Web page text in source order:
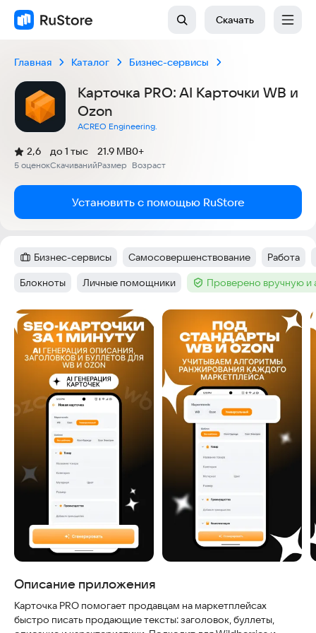
Скачать
Главная Каталог Бизнес-сервисы
Карточка PRO: AI Карточки WB и
Ozon
ACREO Engineering.
Рейтинг:
2,6
(
5 оценок
)
Скачиваний
до 1 тыс
Размер
21.9 MB
Возраст
0+
Установить с помощью RuStore
Категория :
Бизнес-сервисы Тег:
Самосовершенствование Тег:
Работа
Тег:
Блокноты Тег:
Личные помощники Тег :Проверено вручную и
Скриншоты
Описание приложения
Карточка PRO помогает продавцам на маркетплейсах
быстро писать продающие тексты: заголовок, буллеты,